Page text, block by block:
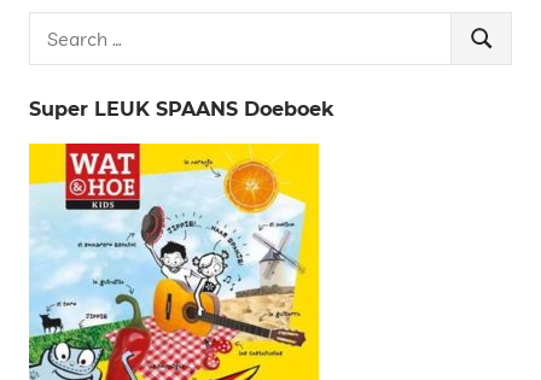
Search
Super LEUK SPAANS Doeboek